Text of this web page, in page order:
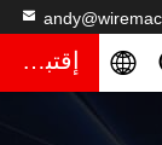
إقتباس